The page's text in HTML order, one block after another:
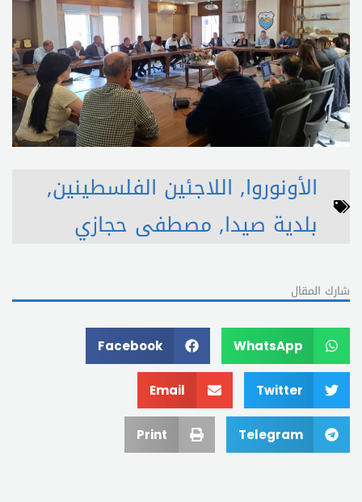
الأونوروا, اللاجئين الفلسطينين,
بلدية صيدا, مصطفى حجازي
شارك المقال
WhatsApp
Facebook
Twitter
Email
Telegram
Print